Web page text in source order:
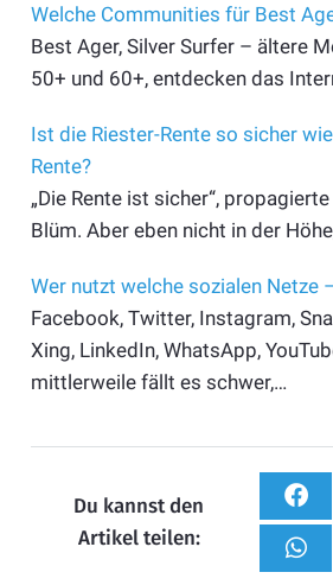
Welche Communities für Best
Best Ager, Silver Surfer – ältere
50+ und 60+, entdecken das
Ist die Riester-Rente so sicher
Rente?
„Die Rente ist sicher“,
Blüm. Aber eben nicht in der
Wer nutzt welche sozialen Netze
Facebook, Twitter, Instagram,
Xing, LinkedIn, WhatsApp,
mittlerweile fällt es schwer,…
Du kannst den
Artikel teilen: